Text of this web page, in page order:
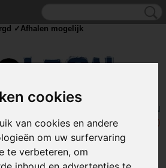
cookies
van cookies en andere
om uw surfervaring
te verbeteren, om
UW WINKELWAGEN
Geen producten
(0)
Tangen>Combinatietang
✓Afhalen mogelijk